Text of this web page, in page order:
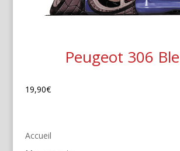
Peugeot 306
19,90€
Accueil